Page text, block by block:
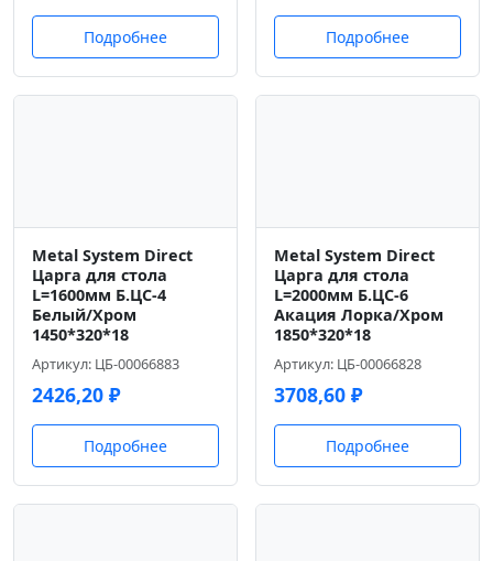
Подробнее Подробнее
Metal System Direct
Царга для стола
L=1600мм Б.ЦС-4
Белый/Хром
1450*320*18
Артикул: ЦБ-00066883
2426,20 ₽
Подробнее
Metal System Direct
Царга для стола
L=2000мм Б.ЦС-6
Акация Лорка/Хром
1850*320*18
Артикул: ЦБ-00066828
3708,60 ₽
Подробнее